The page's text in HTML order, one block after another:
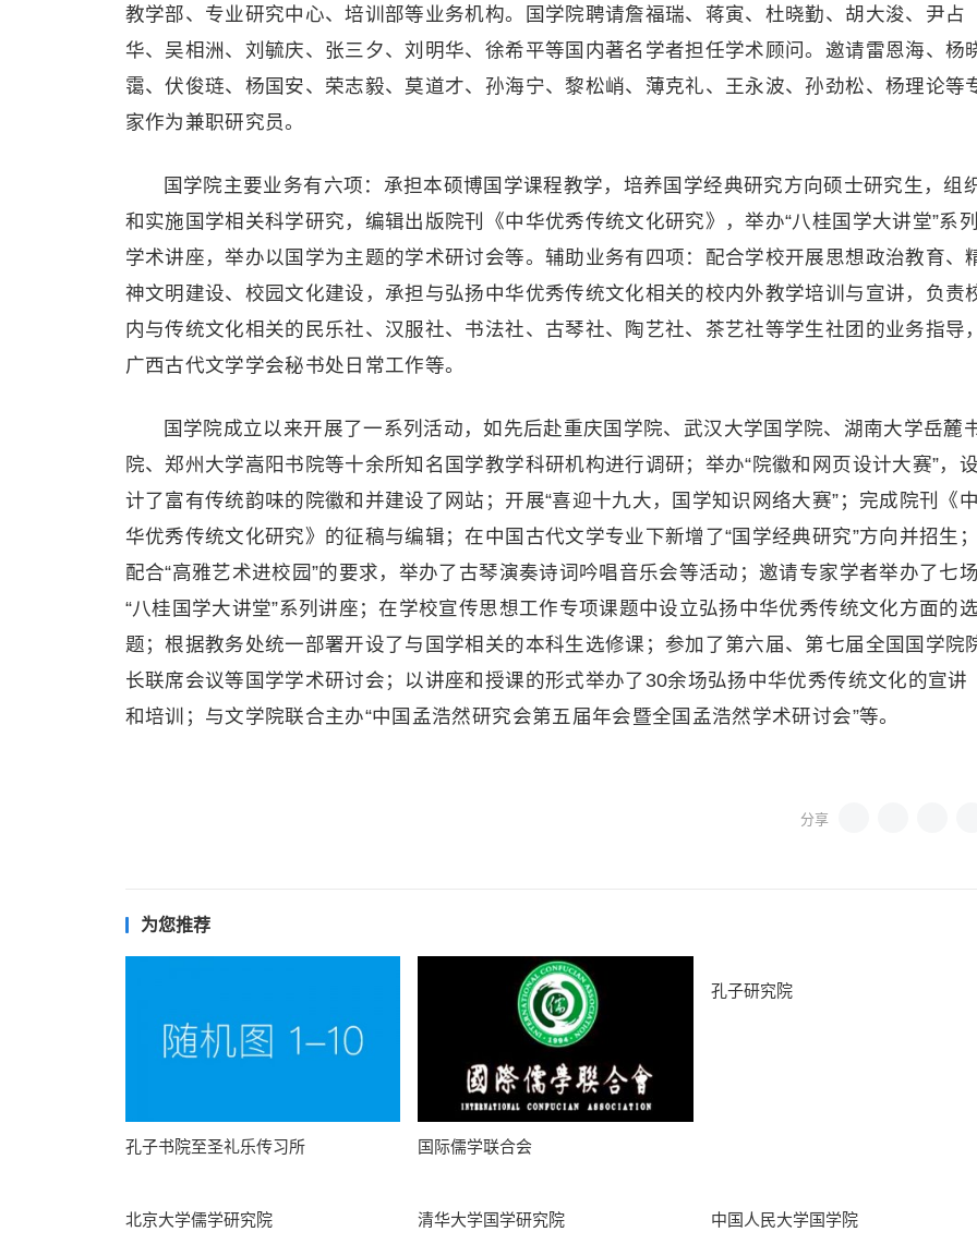
教学部、专业研究中心、培训部等业务机构。国学院聘请詹福瑞、蒋寅、杜晓勤、胡大浚、尹占
华、吴相洲、刘毓庆、张三夕、刘明华、徐希平等国内著名学者担任学术顾问。邀请雷恩海、杨
霭、伏俊琏、杨国安、荣志毅、莫道才、孙海宁、黎松峭、薄克礼、王永波、孙劲松、杨理论等
家作为兼职研究员。
国学院主要业务有六项：承担本硕博国学课程教学，培养国学经典研究方向硕士研究生，组
和实施国学相关科学研究，编辑出版院刊《中华优秀传统文化研究》，举办“八桂国学大讲堂”系列
学术讲座，举办以国学为主题的学术研讨会等。辅助业务有四项：配合学校开展思想政治教育、
神文明建设、校园文化建设，承担与弘扬中华优秀传统文化相关的校内外教学培训与宣讲，负责
内与传统文化相关的民乐社、汉服社、书法社、古琴社、陶艺社、茶艺社等学生社团的业务指导，
广西古代文学学会秘书处日常工作等。
国学院成立以来开展了一系列活动，如先后赴重庆国学院、武汉大学国学院、湖南大学岳麓
院、郑州大学嵩阳书院等十余所知名国学教学科研机构进行调研；举办“院徽和网页设计大赛”，设
计了富有传统韵味的院徽和并建设了网站；开展“喜迎十九大，国学知识网络大赛”；完成院刊《中
华优秀传统文化研究》的征稿与编辑；在中国古代文学专业下新增了“国学经典研究”方向并招生；
配合“高雅艺术进校园”的要求，举办了古琴演奏诗词吟唱音乐会等活动；邀请专家学者举办了七场
“八桂国学大讲堂”系列讲座；在学校宣传思想工作专项课题中设立弘扬中华优秀传统文化方面的选
题；根据教务处统一部署开设了与国学相关的本科生选修课；参加了第六届、第七届全国国学院
长联席会议等国学学术研讨会；以讲座和授课的形式举办了30余场弘扬中华优秀传统文化的宣讲
和培训；与文学院联合主办“中国孟浩然研究会第五届年会暨全国孟浩然学术研讨会”等。
为您推荐
孔子书院至圣礼乐传习所 国际儒学联合会
孔子研究院
北京大学儒学研究院 清华大学国学研究院 中国人民大学国学院